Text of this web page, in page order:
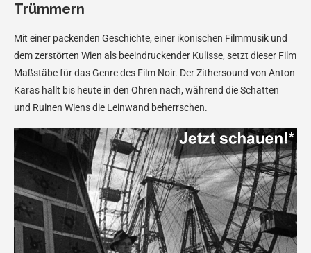
Trümmern
Mit einer packenden Geschichte, einer ikonischen Filmmusik und
dem zerstörten Wien als beeindruckender Kulisse, setzt dieser Film
Maßstäbe für das Genre des Film Noir. Der Zithersound von Anton
Karas hallt bis heute in den Ohren nach, während die Schatten
und Ruinen Wiens die Leinwand beherrschen.